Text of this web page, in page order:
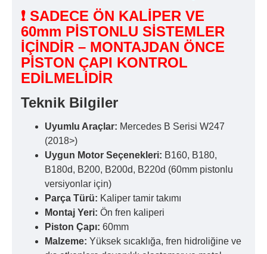
❗ SADECE ÖN KALİPER VE
60mm PİSTONLU SİSTEMLER
İÇİNDİR – MONTAJDAN ÖNCE
PİSTON ÇAPI KONTROL
EDİLMELİDİR
Teknik Bilgiler
Uyumlu Araçlar: Mercedes B Serisi W247
(2018>)
Uygun Motor Seçenekleri: B160, B180,
B180d, B200, B200d, B220d (60mm pistonlu
versiyonlar için)
Parça Türü: Kaliper tamir takımı
Montaj Yeri: Ön fren kaliperi
Piston Çapı: 60mm
Malzeme: Yüksek sıcaklığa, fren hidroliğine ve